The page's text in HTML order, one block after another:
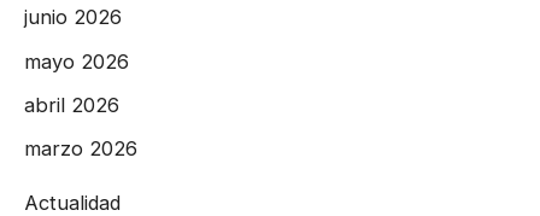
junio 2026
mayo 2026
abril 2026
marzo 2026
Actualidad